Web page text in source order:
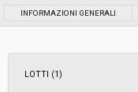
Svolgimento:
INFORMAZIONI GENERALI
LOTTI (1)